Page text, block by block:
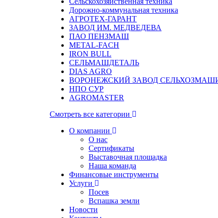
Дорожно-коммунальная техника
АГРОТЕХ-ГАРАНТ
ЗАВОД ИМ. МЕДВЕДЕВА
ПАО ПЕНЗМАШ
METAL-FACH
IRON BULL
СЕЛЬМАШДЕТАЛЬ
DIAS AGRO
ВОРОНЕЖСКИЙ ЗАВОД
НПО СУР
AGROMASTER
Смотреть все категории
О компании
О нас
Сертификаты
Выставочная площадка
Наша команда
Финансовые инструменты
Услуги
Посев
Вспашка земли
Новости